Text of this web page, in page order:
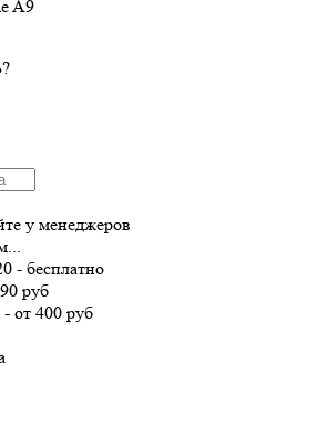
A9
у менеджеров
- бесплатно
руб
- от 400 руб